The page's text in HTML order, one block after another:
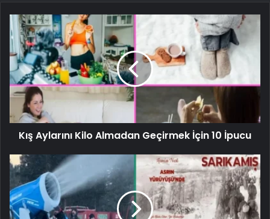
Kış Aylarını Kilo Almadan Geçirmek İçin 10 İpucu